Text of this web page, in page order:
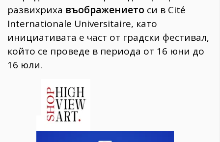
развихриха въображението си в Cité
Internationale Universitaire, като
инициативата е част от градски фестивал,
който се проведе в периода от 16 юни до
16 юли.